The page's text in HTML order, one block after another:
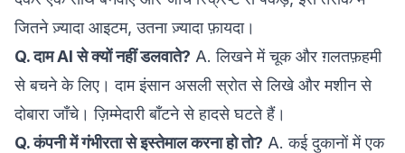
जितने ज़्यादा आइटम, उतना ज़्यादा फ़ायदा।
Q. दाम AI से क्यों नहीं डलवाते? A. लिखने में चूक और ग़लतफ़हमी
से बचने के लिए। दाम इंसान असली स्रोत से लिखे और मशीन से
दोबारा जाँचे। ज़िम्मेदारी बाँटने से हादसे घटते हैं।
Q. कंपनी में गंभीरता से इस्तेमाल करना हो तो? A. कई दुकानों में एक